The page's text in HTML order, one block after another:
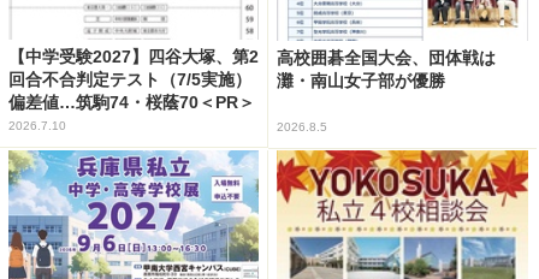
【中学受験2027】四谷大塚、第2
回合不合判定テスト（7/5実施）
偏差値…筑駒74・桜蔭70＜PR＞
2026.7.10
高校囲碁全国大会、団体戦は
灘・南山女子部が優勝
2026.8.5